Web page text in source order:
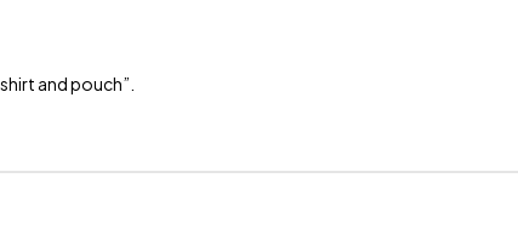
and pouch”.